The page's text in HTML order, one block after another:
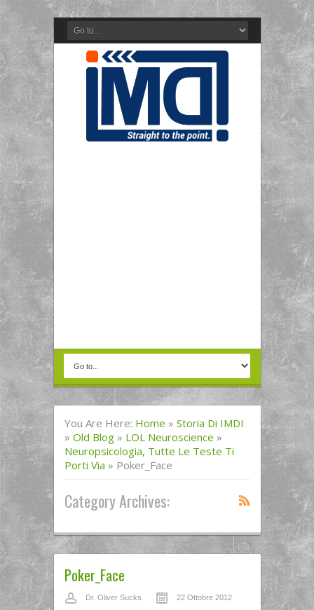
You Are Here: Home » Storia Di IMDI
» Old Blog » LOL Neuroscience »
Neuropsicologia, Tutte Le Teste Ti
Porti Via » Poker_Face
Category Archives:
Poker_Face
Dr. Oliver Sucks 22 Ottobre 2012